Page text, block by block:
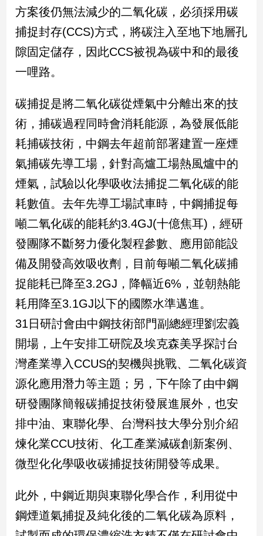
娛
樂
娛
星
聞
流
行/
時
尚
追
生
建
築/
室
設
計
旅
遊/
美
食
座/
命
理
消
健
康/
方案後仍無法減少的二氧化碳，必須採用碳
捕捉封存(CCS)方式，將碳注入至地下地層孔
隙固定儲存，因此CCS被視為碳中和的最後
一哩路。
碳捕捉是將二氧化碳從煙氣中分離出來的技
術，捕碳過程同時會消耗能源，為發展低能
耗捕碳技術，中鋼去年超前部署建置一座煙
氣捕碳先導工場，針對高爐工場熱風爐中的
煙氣，試驗以化學吸收法捕捉二氧化碳的能
耗數值。去年先導工場試車時，中鋼捕捉每
噸二氧化碳的能耗約3.4GJ(十億焦耳)，經研
發團隊不斷努力優化製程參數、應用節能設
備及開發高效吸收劑，目前每噸二氧化碳捕
捉能耗已降至3.2GJ，降幅近6%，並朝熱能
耗用降至3.1GJ以下的國際水準邁進。
31日研討會由中鋼技術部門副總經理劉宏義
開場，上午安排工研院及埃克森美孚探討台
灣產業導入CCUS的契機與挑戰、二氧化碳資
源化應用潛力等主題；另，下午除了由中鋼
研發團隊簡報碳捕捉技術發展進展外，也安
排中油、東聯化學、台灣科技大學分別介紹
煉化業CCU技術、化工產業減碳創新案例、
微型化化學吸收碳捕捉技術開發等成果。
此外，中鋼近期與東聯化學合作，利用從中
鋼煙道氣捕捉及純化後的二氧化碳為原料，